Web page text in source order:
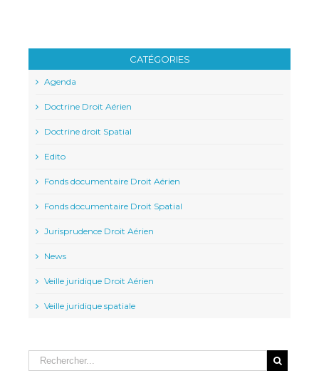
CATÉGORIES
Agenda
Doctrine Droit Aérien
Doctrine droit Spatial
Edito
Fonds documentaire Droit Aérien
Fonds documentaire Droit Spatial
Jurisprudence Droit Aérien
News
Veille juridique Droit Aérien
Veille juridique spatiale